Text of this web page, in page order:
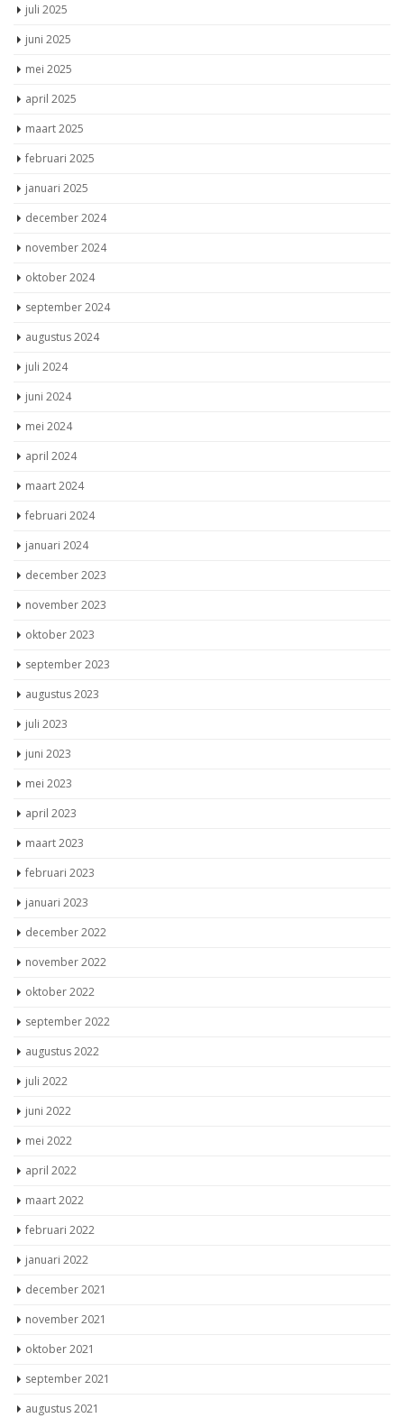
juli 2025
juni 2025
mei 2025
april 2025
maart 2025
februari 2025
januari 2025
december 2024
november 2024
oktober 2024
september 2024
augustus 2024
juli 2024
juni 2024
mei 2024
april 2024
maart 2024
februari 2024
januari 2024
december 2023
november 2023
oktober 2023
september 2023
augustus 2023
juli 2023
juni 2023
mei 2023
april 2023
maart 2023
februari 2023
januari 2023
december 2022
november 2022
oktober 2022
september 2022
augustus 2022
juli 2022
juni 2022
mei 2022
april 2022
maart 2022
februari 2022
januari 2022
december 2021
november 2021
oktober 2021
september 2021
augustus 2021